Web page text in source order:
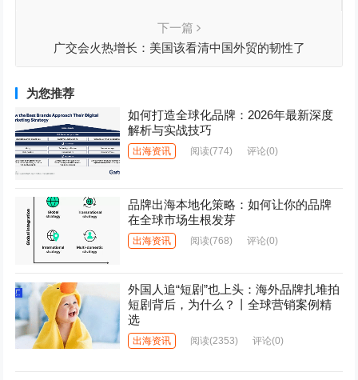
下一篇
广交会火热增长：美国该看清中国外贸的韧性了
为您推荐
如何打造全球化品牌：2026年最新深度
解析与实战技巧
出海资讯 阅读(774) 评论(0)
品牌出海本地化策略：如何让你的品牌
在全球市场生根发芽
出海资讯 阅读(768) 评论(0)
外国人追“短剧”也上头：海外品牌扎堆拍
短剧背后，为什么？丨全球营销案例精
选
出海资讯 阅读(2353) 评论(0)